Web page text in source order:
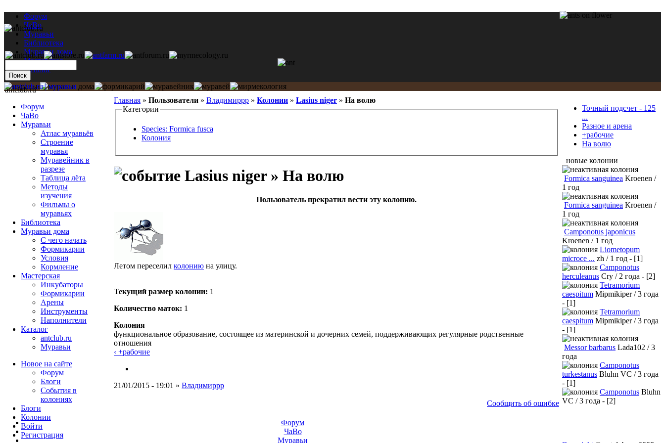
Форум
ЧаВо
Муравьи
Библиотека
Муравьи дома
Мастерская
Каталог
Главная » Пользователи » Владимиррр » Колонии » Lasius niger » На волю
Категории
Species: Formica fusca
Колония
Lasius niger » На волю
Пользователь прекратил вести эту колонию.
Летом переселил колонию на улицу.
Текущий размер кoлонии: 1
Количество маток: 1
Колония
функциональное образование, состоящее из материнской и дочерних семей, поддерживающих регулярные родственные
отношения
‹ +рабочие
21/01/2015 - 19:01 » Владимиррр
Сообщить об ошибке
antclub.ru
Форум
ЧаВо
Муравьи
Атлас муравьёв
Строение
муравья
Муравейник в
разрезе
Таблица лёта
Методы
изучения
Фильмы о
муравьях
Библиотека
Муравьи дома
С чего начать
Формикарии
Условия
Кормление
Мастерская
Инкубаторы
Формикарии
Арены
Инструменты
Наполнители
Каталог
antclub.ru
Муравьи
Новое на сайте
Форум
Блоги
События в
колониях
Блоги
Колонии
Войти
Peгиcтpaция
Точный подсчет - 125
...
Разное и арена
+рабочие
На волю
новые колонии
Formica sanguinea Kroenen /
1 год
Formica sanguinea Kroenen /
1 год
Camponotus japonicus
Kroenen / 1 год
Liometopum
microce ... zh / 1 год - [1]
Camponotus
herculeanus Cry / 2 года - [2]
Tetramorium
caespitum Mipmikiper / 3 года
- [1]
Tetramorium
caespitum Mipmikiper / 3 года
- [1]
Messor barbarus Lada102 / 3
года
Camponotus
turkestanus Bluhn VC / 3 года
- [1]
Camponotus Bluhn
VC / 3 года - [2]
Форум
ЧаВо
Муравьи